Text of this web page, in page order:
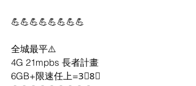
💪💪💪💪💪💪💪💪
全城最平⚠️
4G 21mpbs 長者計畫
6GB+限速任上=3⃣8⃣